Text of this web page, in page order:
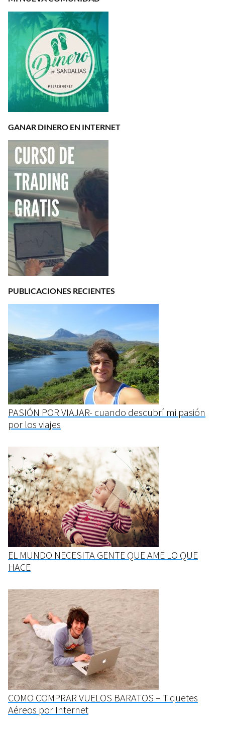
GANAR DINERO EN INTERNET
PUBLICACIONES RECIENTES
PASIÓN POR VIAJAR- cuando descubrí mi pasión
por los viajes
EL MUNDO NECESITA GENTE QUE AME LO QUE
HACE
COMO COMPRAR VUELOS BARATOS – Tiquetes
Aéreos por Internet